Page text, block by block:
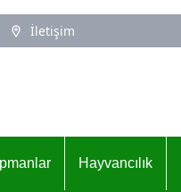
İletişim
Hayvancılık